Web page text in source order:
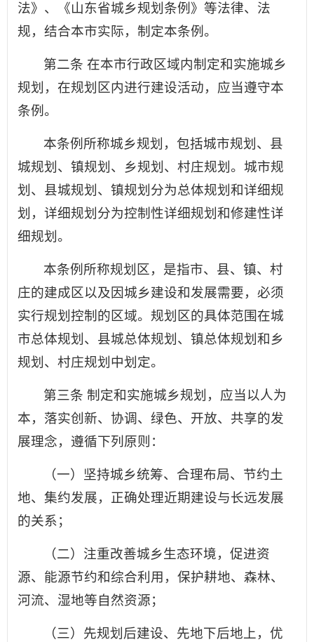
法》、《山东省城乡规划条例》等法律、法
规，结合本市实际，制定本条例。
第二条 在本市行政区域内制定和实施城乡
规划，在规划区内进行建设活动，应当遵守本
条例。
本条例所称城乡规划，包括城市规划、县
城规划、镇规划、乡规划、村庄规划。城市规
划、县城规划、镇规划分为总体规划和详细规
划，详细规划分为控制性详细规划和修建性详
细规划。
本条例所称规划区，是指市、县、镇、村
庄的建成区以及因城乡建设和发展需要，必须
实行规划控制的区域。规划区的具体范围在城
市总体规划、县城总体规划、镇总体规划和乡
规划、村庄规划中划定。
第三条 制定和实施城乡规划，应当以人为
本，落实创新、协调、绿色、开放、共享的发
展理念，遵循下列原则：
（一）坚持城乡统筹、合理布局、节约土
地、集约发展，正确处理近期建设与长远发展
的关系；
（二）注重改善城乡生态环境，促进资
源、能源节约和综合利用，保护耕地、森林、
河流、湿地等自然资源；
（三）先规划后建设、先地下后地上，优